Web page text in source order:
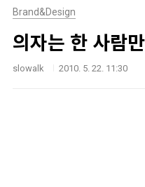
Brand&Design
의자는 한 사람
slowalk 2010. 5. 22. 11:30